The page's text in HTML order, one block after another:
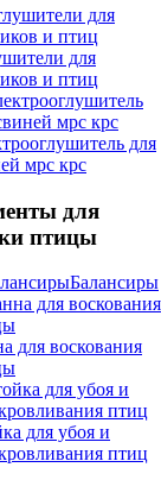
для
и птиц
для
мрс крс
для
птицы
Балансиры
для воскования
для убоя и
птиц